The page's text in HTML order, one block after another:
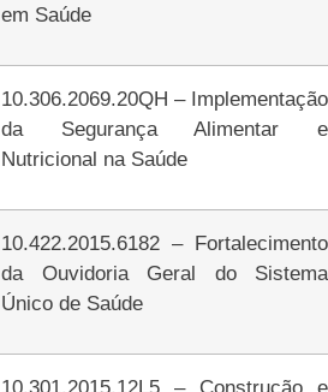
em Saúde
10.306.2069.20QH – Implementação
da Segurança Alimentar e
Nutricional na Saúde
10.422.2015.6182 – Fortalecimento
da Ouvidoria Geral do Sistema
Único de Saúde
10.301.2015.12L5 – Construção e